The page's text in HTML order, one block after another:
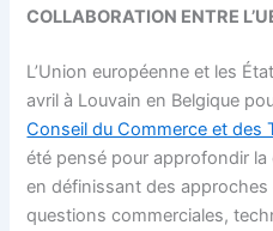
COLLABORATION ENTRE
L’Union européenne et les
avril à Louvain en Belgique
Conseil du Commerce et des
été pensé pour approfondir
en définissant des
questions commerciales,